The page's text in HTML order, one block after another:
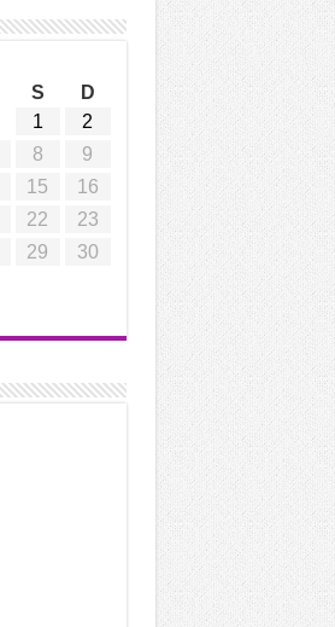
S
D
1
2
8
9
15
16
22
23
29
30